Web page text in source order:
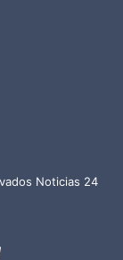
Noticias 24
Telegram